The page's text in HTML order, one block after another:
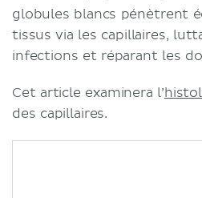
globules blancs pénètrent
tissus via les capillaires,
infections et réparant les
Cet article examinera l’
des capillaires.